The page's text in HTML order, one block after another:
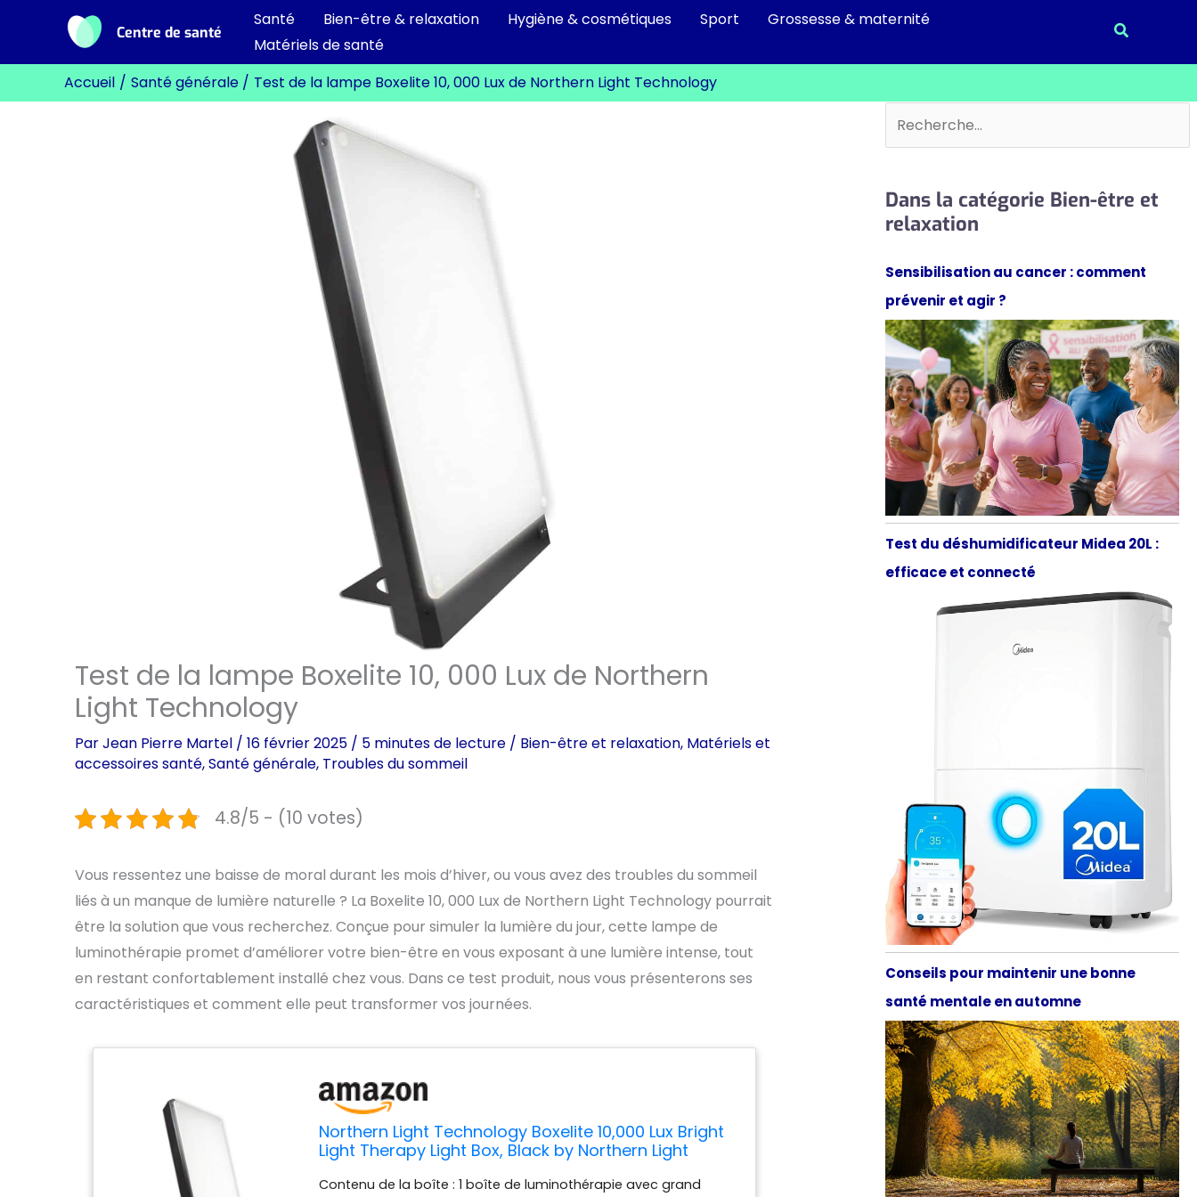
contenu
Centre de santé
Santé Bien-être & relaxation Hygiène & cosmétiques Sport
Grossesse & maternité
Matériels de santé
Accueil Santé générale Test de la lampe Boxelite 10, 000 Lux de Northern Light Technology
Test de la lampe Boxelite 10, 000 Lux de Northern
Light Technology
ParJean Pierre Martel / 16 février 2025 / 5 minutes de lecture / Bien-être et relaxation, Matériels et
accessoires santé,Santé générale, Troubles du sommeil
4.8/5 - (10 votes)
Vous ressentez une baisse de moral durant les mois d’hiver, ou vous avez des troubles du sommeil
liés à un manque de lumière naturelle ? La Boxelite 10, 000 Lux de Northern Light Technology pourrait
être la solution que vous recherchez. Conçue pour simuler la lumière du jour, cette lampe de
luminothérapie promet d’améliorer votre bien-être en vous exposant à une lumière intense, tout
en restant confortablement installé chez vous. Dans ce test produit, nous vous présenterons ses
caractéristiques et comment elle peut transformer vos journées.
Northern Light Technology Boxelite 10,000 Lux Bright
Light Therapy Light Box, Black by Northern Light
Contenu de la boîte : 1 boîte de luminothérapie avec grand
Rechercher
Dans la catégorie Bien-être et
relaxation
Sensibilisation au cancer : comment
prévenir et agir ?
Test du déshumidificateur Midea 20L :
efficace et connecté
Conseils pour maintenir une bonne
santé mentale en automne